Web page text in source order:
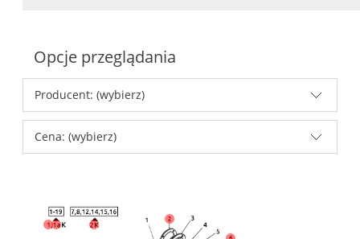
Opcje przeglądania
Producent: (wybierz)
Cena: (wybierz)